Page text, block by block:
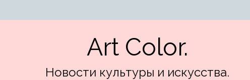
Art Color.
Новости культуры и искусства.